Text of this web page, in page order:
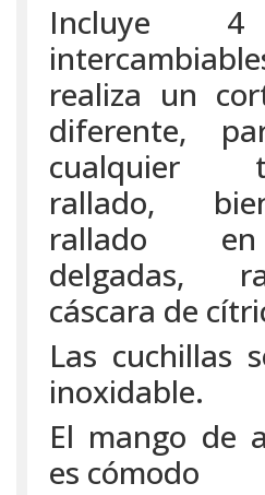
Incluye 4
realiza un
diferente,
cualquier
rallado,
rallado
delgadas,
cáscara de
Las cuchillas
inoxidable.
El mango de
es cómodo